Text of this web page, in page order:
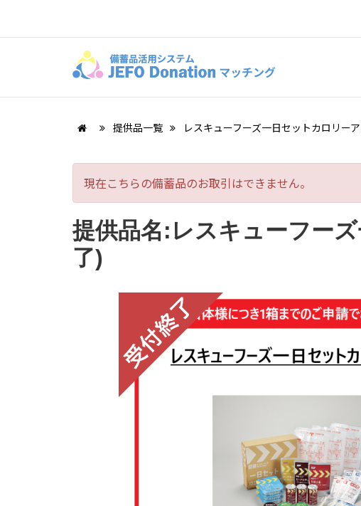
提供品一覧 レスキューフーズ一日セットカロリー
現在こちらの備蓄品のお取引はできません。
提供品名:レスキューフー
了)